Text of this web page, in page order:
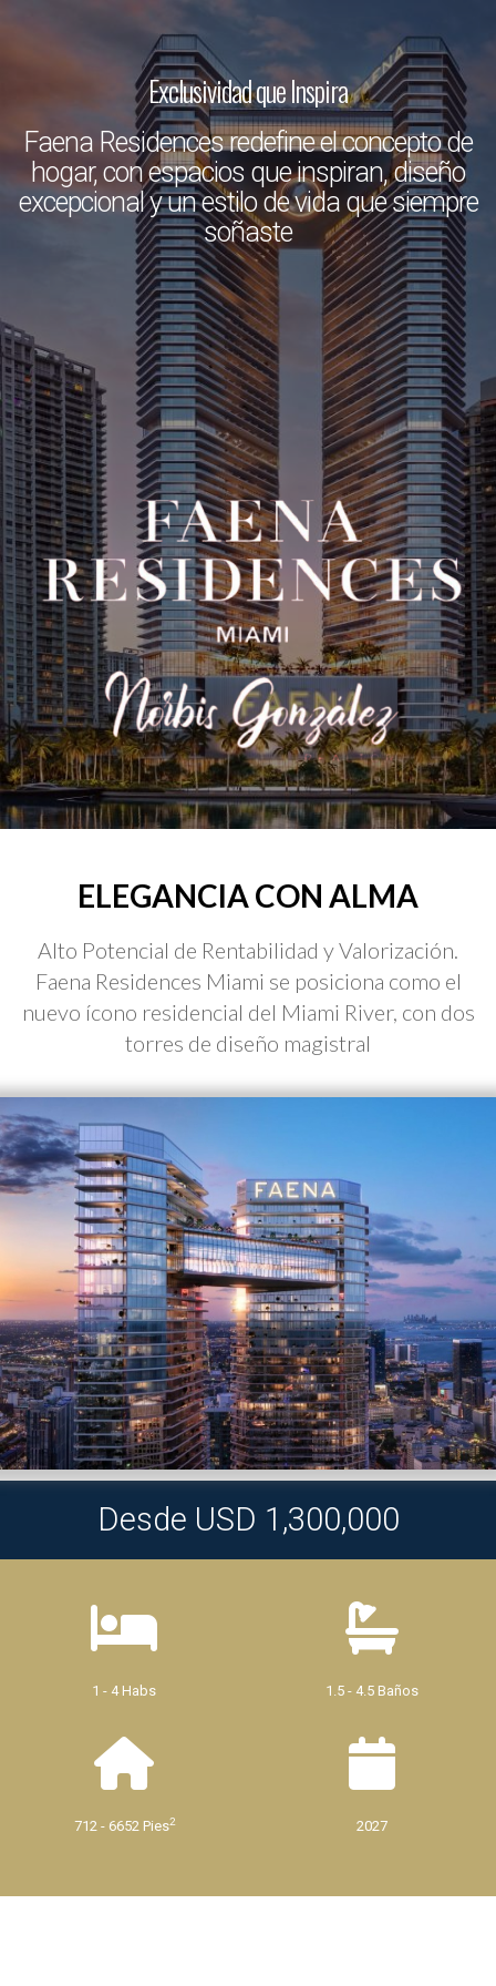
Exclusividad que Inspira
Faena Residences redefine el concepto de
hogar, con espacios que inspiran, diseño
excepcional y un estilo de vida que siempre
soñaste
ELEGANCIA CON ALMA
Alto Potencial de Rentabilidad y Valorización.
Faena Residences Miami se posiciona como el
nuevo ícono residencial del Miami River, con dos
torres de diseño magistral
Desde USD 1,300,000
1 - 4 Habs 1.5 - 4.5 Baños
712 - 6652 Pies2 2027